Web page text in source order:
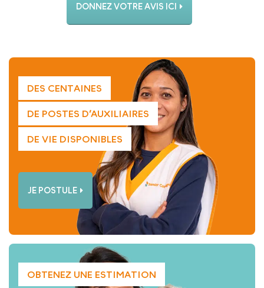
DONNEZ VOTRE AVIS ICI
DES CENTAINES
DE POSTES D’AUXILIAIRES
DE VIE DISPONIBLES
JE POSTULE
OBTENEZ UNE ESTIMATION